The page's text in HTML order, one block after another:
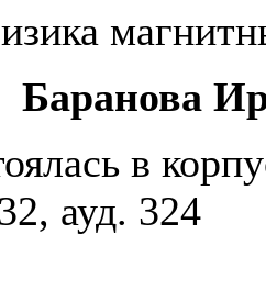
Баранова
в
ауд. 324